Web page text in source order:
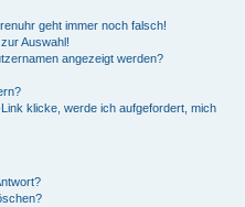
geht immer noch falsch!
Auswahl!
angezeigt werden?
klicke, werde ich aufgefordert, mich